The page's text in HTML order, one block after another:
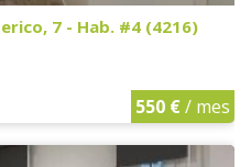
7 - Hab. #4 (4216)
550 €/ mes